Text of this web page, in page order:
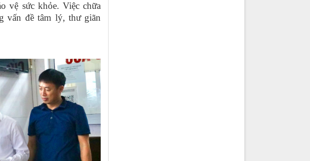
vệ sức khỏe. Việc chữa
vấn đề tâm lý, thư giãn